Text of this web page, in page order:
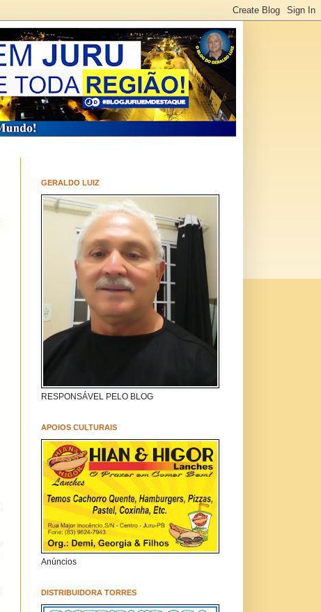
GERALDO LUIZ
RESPONSÁVEL PELO BLOG
APOIOS CULTURAIS
Anúncios
DISTRIBUIDORA TORRES